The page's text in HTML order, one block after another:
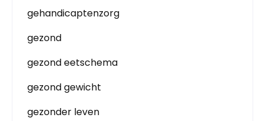
gehandicaptenzorg
gezond
gezond eetschema
gezond gewicht
gezonder leven